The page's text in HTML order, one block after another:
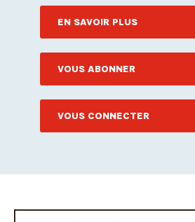
EN SAVOIR PLUS
VOUS ABONNER
VOUS CONNECTER